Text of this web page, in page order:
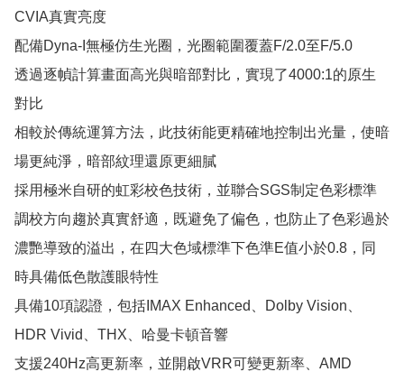
CVIA真實亮度
配備Dyna-I無極仿生光圈，光圈範圍覆蓋F/2.0至F/5.0
透過逐幀計算畫面高光與暗部對比，實現了4000:1的原生
對比
相較於傳統運算方法，此技術能更精確地控制出光量，使暗
場更純淨，暗部紋理還原更細膩
採用極米自研的虹彩校色技術，並聯合SGS制定色彩標準
調校方向趨於真實舒適，既避免了偏色，也防止了色彩過於
濃艷導致的溢出，在四大色域標準下色準E值小於0.8，同
時具備低色散護眼特性
具備10項認證，包括IMAX Enhanced、Dolby Vision、
HDR Vivid、THX、哈曼卡頓音響
支援240Hz高更新率，並開啟VRR可變更新率、AMD